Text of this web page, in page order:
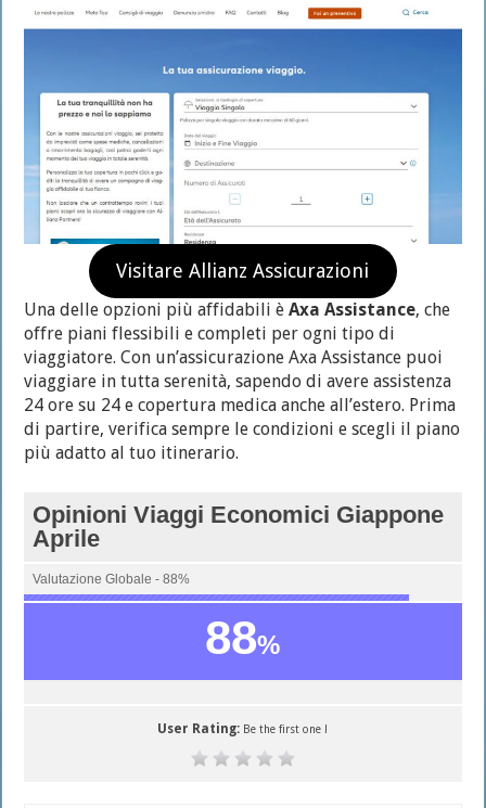
Visitare Allianz Assicurazioni
Una delle opzioni più affidabili èAxa Assistance, che
offre piani flessibili e completi per ogni tipo di
viaggiatore. Con un’assicurazione Axa Assistance puoi
viaggiare in tutta serenità, sapendo di avere assistenza
24 ore su 24 e copertura medica anche all’estero. Prima
di partire, verifica sempre le condizioni e scegli il piano
più adatto al tuo itinerario.
Opinioni Viaggi Economici Giappone
Aprile
Valutazione Globale - 88%
88%
User Rating: Be the first one !